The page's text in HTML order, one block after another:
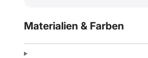
Materialien & Farben